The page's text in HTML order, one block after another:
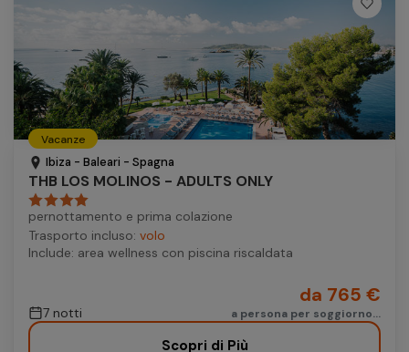
Vacanze
Ibiza - Baleari - Spagna
THB LOS MOLINOS - ADULTS ONLY
pernottamento e prima colazione
Trasporto incluso: volo
Include: area wellness con piscina riscaldata
7 notti
da 765 €
a persona per soggiorno...
Scopri di Più